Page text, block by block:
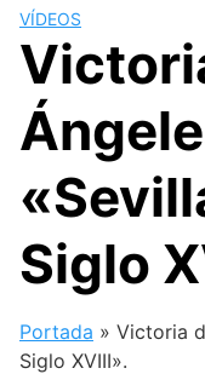
VÍDEOS
Siglo
Portada » Victoria
Siglo XVIII».